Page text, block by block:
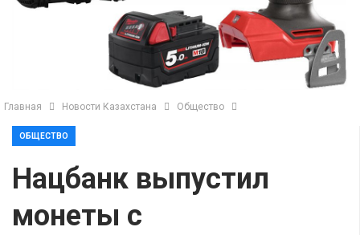
Главная Новости Казахстана Общество
ОБЩЕСТВО
Нацбанк выпустил
монеты с